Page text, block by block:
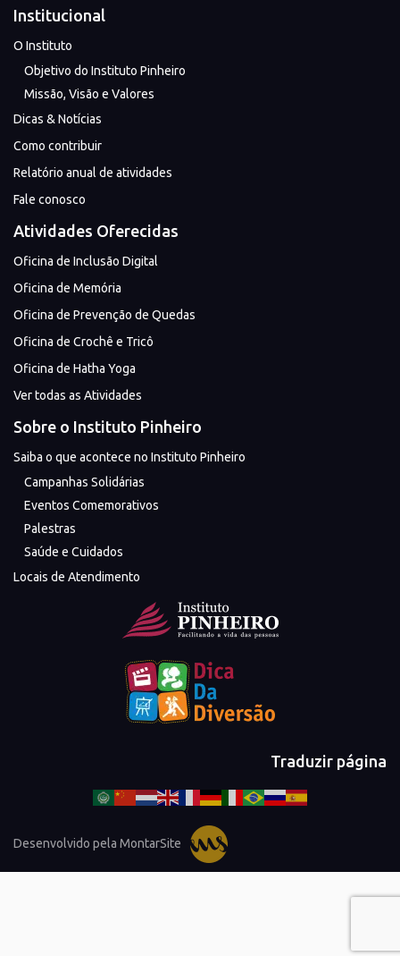
Institucional
O Instituto
Objetivo do Instituto Pinheiro
Missão, Visão e Valores
Dicas & Notícias
Como contribuir
Relatório anual de atividades
Fale conosco
Atividades Oferecidas
Oficina de Inclusão Digital
Oficina de Memória
Oficina de Prevenção de Quedas
Oficina de Crochê e Tricô
Oficina de Hatha Yoga
Ver todas as Atividades
Sobre o Instituto Pinheiro
Saiba o que acontece no Instituto Pinheiro
Campanhas Solidárias
Eventos Comemorativos
Palestras
Saúde e Cuidados
Locais de Atendimento
Traduzir página
Desenvolvido pela MontarSite